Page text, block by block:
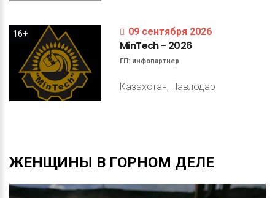
16+ 09 сентября 2026
MinTech- 2026
ГП: инфопартнер
Казахстан, Павлодар
ЖЕНЩИНЫ В ГОРНОМ ДЕЛЕ